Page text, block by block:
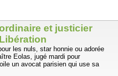
et justicier
les nuls, star honnie ou adorée
Eolas, jugé mardi pour
un avocat parisien qui use sa